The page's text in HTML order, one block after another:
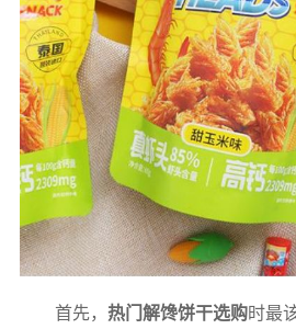
首先， 热门解馋饼干选购时最